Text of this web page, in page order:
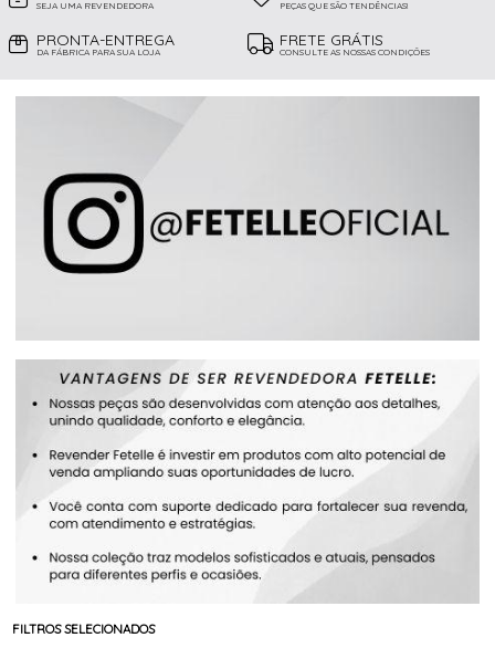
SEJA UMA REVENDEDORA PEÇAS QUE SÃO TENDÊNCIAS!
PRONTA-ENTREGA
DA FÁBRICA PARA SUA LOJA
FRETE GRÁTIS
CONSULTE AS NOSSAS CONDIÇÕES
FILTROS SELECIONADOS